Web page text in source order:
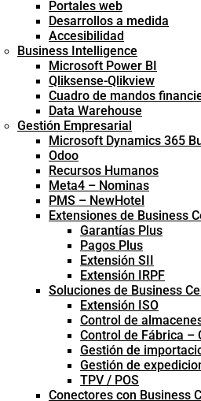
Portales web
Desarrollos a medida
Accesibilidad
Business Intelligence
Microsoft Power BI
Qliksense-Qlikview
Cuadro de mandos
Data Warehouse
Gestión Empresarial
Microsoft Dynamics 365
Odoo
Recursos Humanos
Meta4 – Nominas
PMS – NewHotel
Extensiones de Business
Garantías Plus
Pagos Plus
Extensión SII
Extensión IRPF
Soluciones de Business
Extensión ISO
Control de
Control de Fábrica –
Gestión de
Gestión de
TPV / POS
Conectores con Business